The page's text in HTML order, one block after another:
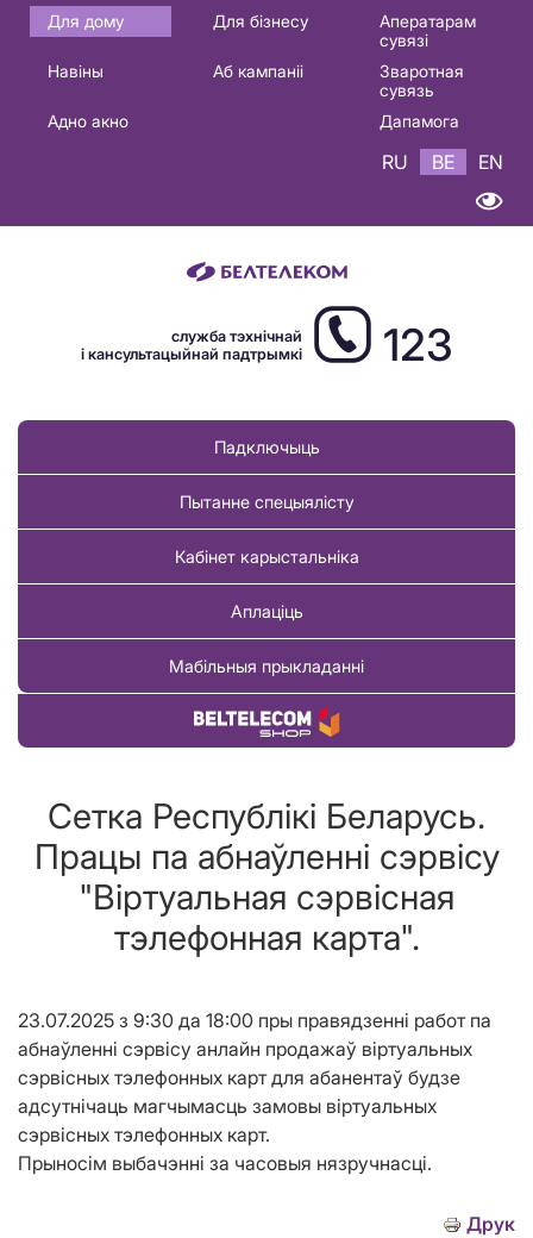
Основная
навигация
Для дому Для бізнесу
Аператарам
сувязі
Навіны
Аб кампаніі
Зваротная
сувязь
Адно акно
Дапамога
RU BE EN
служба тэхнічнай
і кансультацыйнай падтрымкі
123
Падключыць
Пытанне спецыялісту
Кабінет карыстальніка
Аплаціць
Мабільныя прыкладанні
Купіць тавар
Сетка Республікі Беларусь.
Працы па абнаўленні сэрвісу
"Віртуальная сэрвісная
тэлефонная карта".
23.07.2025 з 9:30 да 18:00 пры правядзенні работ па
абнаўленні сэрвісу анлайн продажаў віртуальных
сэрвісных тэлефонных карт для абанентаў будзе
адсутнічаць магчымасць замовы віртуальных
сэрвісных тэлефонных карт.
Прыносім выбачэнні за часовыя нязручнасці.
Друк